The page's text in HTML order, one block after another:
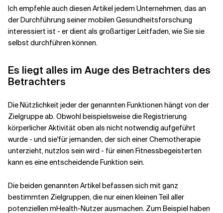
Ich empfehle auch diesen Artikeljedem Unternehmen, das an
der Durchführung seiner mobilen Gesundheitsforschung
interessiert ist - er dient als großartiger Leitfaden, wie Sie sie
selbst durchführen können.
Es liegt alles im Auge des Betrachters des
Betrachters
Die Nützlichkeit jeder der genannten Funktionen hängt von der
Zielgruppe ab.Obwohl beispielsweise die Registrierung
körperlicher Aktivität oben als nicht notwendig aufgeführt
wurde - und sie'für jemanden, der sich einer Chemotherapie
unterzieht, nutzlos sein wird - für einen Fitnessbegeisterten
kann es eine entscheidende Funktion sein.
Die beiden genannten Artikel befassen sich mit ganz
bestimmten Zielgruppen, die nur einen kleinen Teil aller
potenziellen mHealth-Nutzer ausmachen. Zum Beispiel haben